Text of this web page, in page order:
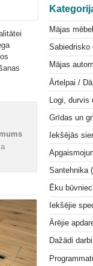
Mājas
Sabiedrisko
Mājas
Ārtelpai /
Logi, durvis
Grīdas un
Iekšējās
Santehnika
Ēku
Iekšējie
Ārējie
Dažādi darbi